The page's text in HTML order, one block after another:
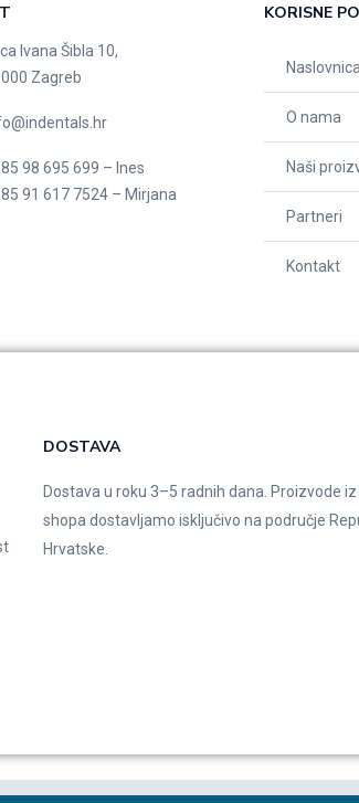
Ivana Šibla 10,
Zagreb
98 695 699 – Ines
91 617 7524 – Mirjana
KORISNE
Naslovnica
O nama
Naši
Partneri
Kontakt
DOSTAVA
Dostava u roku 3–5 radnih dana. Proizvode
shopa dostavljamo isključivo na područje
Hrvatske.